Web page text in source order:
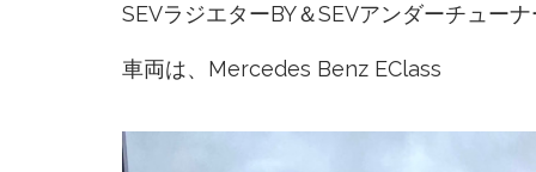
SEVラジエターBY＆SEVアンダーチュー
車両は、Mercedes Benz EClass